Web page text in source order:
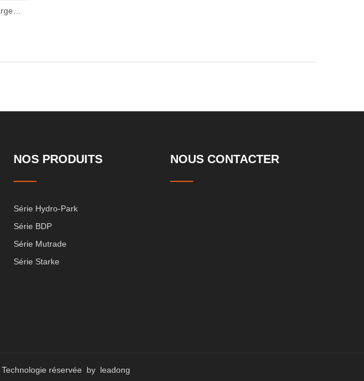
NOS PRODUITS
Série Hydro-Park
Série BDP
Série Mutrade
Série Starke
NOUS CONTACTER
réservée by leadong